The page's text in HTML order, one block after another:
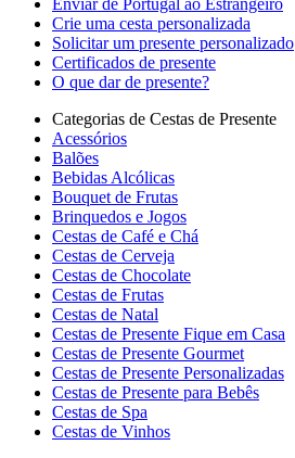
Enviar de Portugal ao Estrangeiro
Crie uma cesta personalizada
Solicitar um presente personalizado
Certificados de presente
O que dar de presente?
Categorias de Cestas de Presente
Acessórios
Balões
Bebidas Alcólicas
Bouquet de Frutas
Brinquedos e Jogos
Cestas de Café e Chá
Cestas de Cerveja
Cestas de Chocolate
Cestas de Frutas
Cestas de Natal
Cestas de Presente Fique em Casa
Cestas de Presente Gourmet
Cestas de Presente Personalizadas
Cestas de Presente para Bebês
Cestas de Spa
Cestas de Vinhos